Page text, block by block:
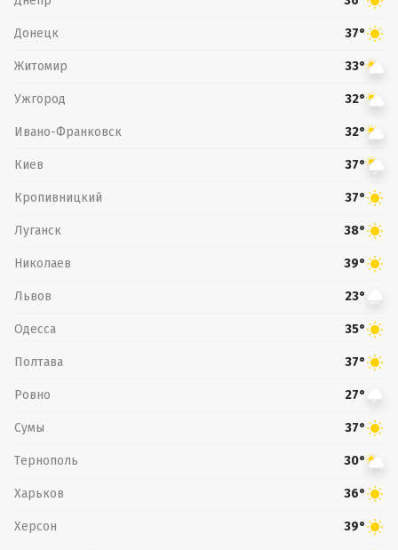
Донецк 37°
Житомир 33°
Ужгород 32°
Ивано-Франковск 32°
Киев 37°
Кропивницкий 37°
Луганск 38°
Николаев 39°
Львов 23°
Одесса 35°
Полтава 37°
Ровно 27°
Сумы 37°
Тернополь 30°
Харьков 36°
Херсон 39°